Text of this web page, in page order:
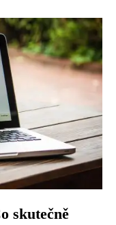
skutečně